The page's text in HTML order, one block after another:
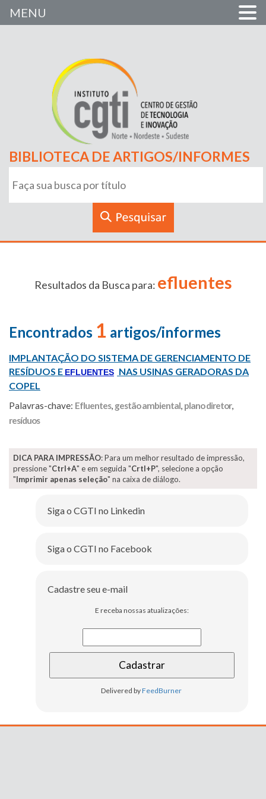
BIBLIOTECA DE ARTIGOS/INFORMES
Resultados da Busca para: efluentes
Encontrados 1 artigos/informes
IMPLANTAÇÃO DO SISTEMA DE GERENCIAMENTO DE
RESÍDUOS E EFLUENTES NAS USINAS GERADORAS DA
COPEL
Palavras-chave: Efluentes, gestão ambiental, plano diretor,
resíduos
DICA PARA IMPRESSÃO: Para um melhor resultado de impressão,
pressione "Ctrl+A" e em seguida "Crtl+P", selecione a opção
"Imprimir apenas seleção" na caixa de diálogo.
Siga o CGTI no Linkedin
Siga o CGTI no Facebook
Cadastre seu e-mail
E receba nossas atualizações:
Delivered byFeedBurner
MENU